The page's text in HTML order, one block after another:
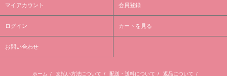
マイアカウント 会員登録
ログイン カートを見る
お問い合わせ
ホーム / 支払い方法について / 配送・送料について / 返品について /